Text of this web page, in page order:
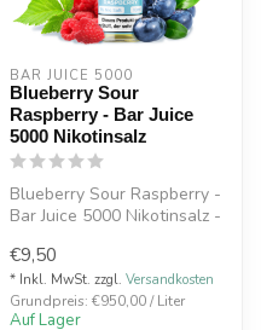
BAR JUICE 5000
Blueberry Sour
Raspberry - Bar Juice
5000 Nikotinsalz
Blueberry Sour Raspberry -
Bar Juice 5000 Nikotinsalz -
€9,50
* Inkl. MwSt. zzgl. Versandkosten
Grundpreis: €950,00 / Liter
Auf Lager